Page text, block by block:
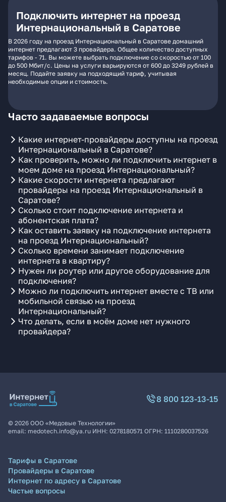
Подключить интернет на проезд
Интернациональный в Саратове
В 2026 году на проезд Интернациональный в Саратове домашний
интернет предлагают 3 провайдера. Общее количество доступных
тарифов - 71. Вы можете выбрать подключение со скоростью от 100
до 500 Мбит/с. Цены на услуги варьируются от 600 до 3249 рублей в
месяц. Подайте заявку на подходящий тариф, учитывая
необходимые опции и стоимость.
Часто задаваемые вопросы
Какие интернет-провайдеры доступны на проезд
Интернациональный в Саратове?
Как проверить, можно ли подключить интернет в
моем доме на проезд Интернациональный?
Какие скорости интернета предлагают
провайдеры на проезд Интернациональный в
Саратове?
Сколько стоит подключение интернета и
абонентская плата?
Как оставить заявку на подключение интернета
на проезд Интернациональный?
Сколько времени занимает подключение
интернета в квартиру?
Нужен ли роутер или другое оборудование для
подключения?
Можно ли подключить интернет вместе с ТВ или
мобильной связью на проезд
Интернациональный?
Что делать, если в моём доме нет нужного
провайдера?
8 800 123-13-15
© 2026 ООО «Медовые Технологии»
email: medotech.info@ya.ru ИНН: 0278180571 ОГРН: 1110280037526
Тарифы в Саратове
Провайдеры в Саратове
Интернет по адресу в Саратове
Частые вопросы